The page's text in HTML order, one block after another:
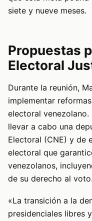
siete y nueve meses.
Propuestas
Electoral
Durante la reunión,
implementar
electoral
llevar a cabo una
Electoral (CNE) y de
electoral que
venezolanos,
de su derecho al voto.
«La transición a la
presidenciales libres